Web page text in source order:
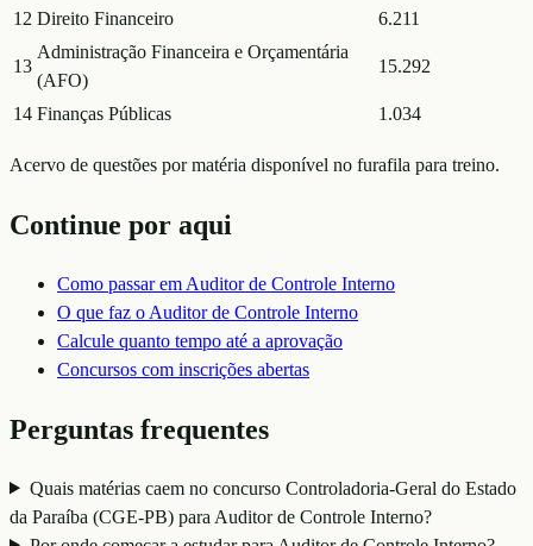
12 Direito Financeiro 6.211
13
Administração Financeira e Orçamentária
(AFO)
15.292
14 Finanças Públicas 1.034
Acervo de questões por matéria disponível no furafila para treino.
Continue por aqui
Como passar em Auditor de Controle Interno
O que faz o Auditor de Controle Interno
Calcule quanto tempo até a aprovação
Concursos com inscrições abertas
Perguntas frequentes
Quais matérias caem no concurso Controladoria-Geral do Estado
da Paraíba (CGE-PB) para Auditor de Controle Interno?